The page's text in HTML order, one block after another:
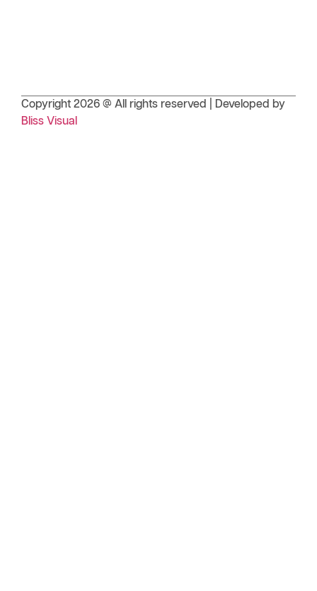
Copyright 2026 @ All rights reserved | Developed by
Bliss Visual